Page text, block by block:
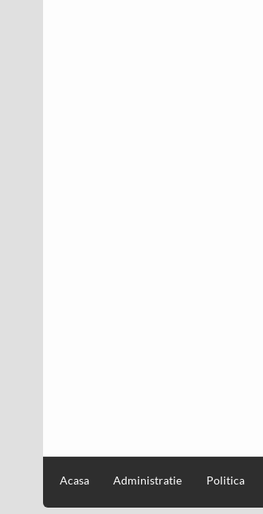
Acasa Administratie Politica